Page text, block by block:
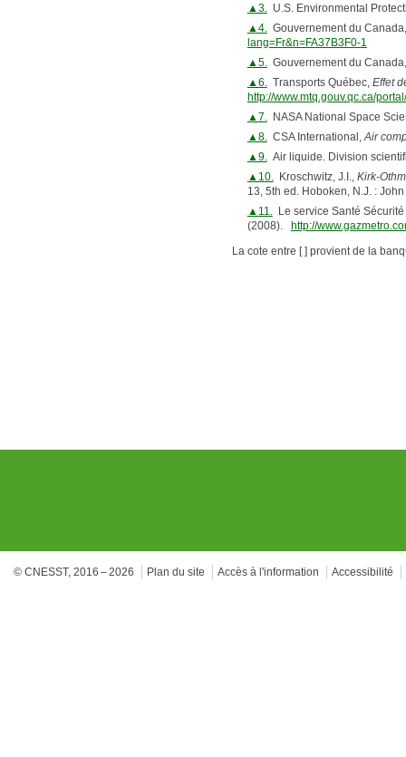
▲3.
U.S. Environmental
▲4.
Gouvernement du
lang=Fr&n=FA37B3F0-1
▲5.
Gouvernement du
▲6.
Transports Québec, Effet
http://www.mtq.gouv.qc.ca/
▲7.
NASA National Space
▲8.
CSA International, Air
▲9.
Air liquide. Division
▲10.
Kroschwitz, J.I., Kirk-
13, 5th ed. Hoboken, N.J. :
▲11.
Le service Santé
(2008). http://
La cote entre [ ] provient de la
© CNESST, 2016 – 2026 Plan du site Accès à l'information Accessibilité